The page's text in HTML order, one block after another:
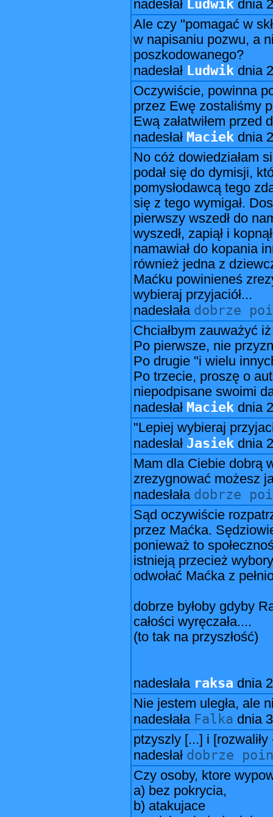
nadesłał Ludwik dnia
Ale czy "pomagać w
w napisaniu pozwu, a
poszkodowanego?
nadesłał Ludwik dnia
Oczywiście, powinna
przez Ewę zostaliśmy
Ewą załatwiłem przed
nadesłał Maciek dnia
No cóż dowiedziałam
podał się do dymisji,
pomysłodawcą tego
się z tego wymigał.
pierwszy wszedł do
wyszedł, zapiął i
namawiał do kopania
również jedna z
Maćku powinieneś
wybieraj przyjaciół...
nadesłała dobrze
Chciałbym zauważyć
Po pierwsze, nie
Po drugie "i wielu
Po trzecie, proszę o
niepodpisane swoimi
nadesłał Maciek dnia
"Lepiej wybieraj
nadesłał Jasiek dnia
Mam dla Ciebie dobrą
zrezygnować możesz
nadesłała dobrze
Sąd oczywiście
przez Maćka.
ponieważ to
istnieją przecież
odwołać Maćka z
dobrze byłoby gdyby
całości wyręczała....
(to tak na przyszłość)
nadesłała raksa dnia
Nie jestem uległa, ale
nadesłała Falka dnia
ptzyszly [...] i
nadesłał dobrze
Czy osoby, ktore
a) bez pokrycia,
b) atakujace